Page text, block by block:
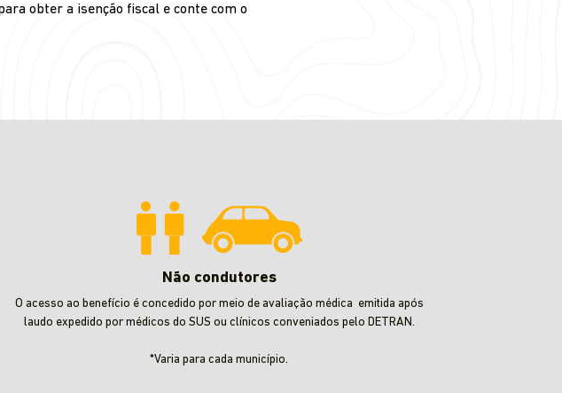
obter a isenção fiscal e conte com o
Não condutores
O acesso ao benefício é concedido por meio de avaliação médica emitida após
laudo expedido por médicos do SUS ou clínicos conveniados pelo DETRAN.
*Varia para cada município.